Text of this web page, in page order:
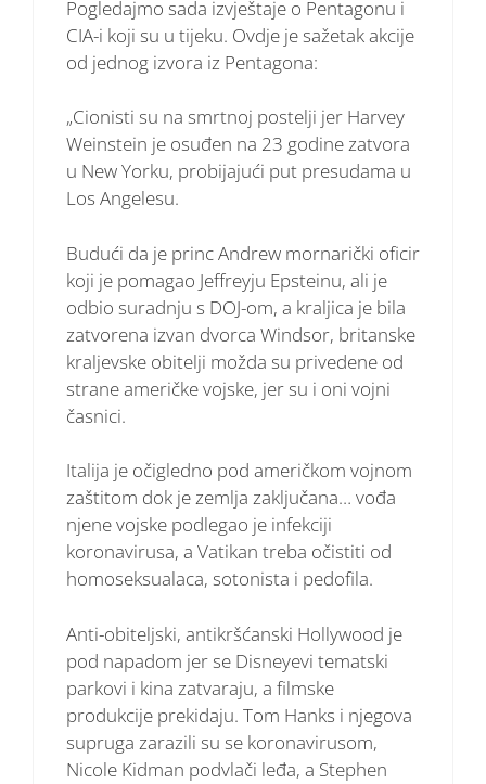
Pogledajmo sada izvještaje o Pentagonu i
CIA-i koji su u tijeku. Ovdje je sažetak akcije
od jednog izvora iz Pentagona:
„Cionisti su na smrtnoj postelji jer Harvey
Weinstein je osuđen na 23 godine zatvora
u New Yorku, probijajući put presudama u
Los Angelesu.
Budući da je princ Andrew mornarički oficir
koji je pomagao Jeffreyju Epsteinu, ali je
odbio suradnju s DOJ-om, a kraljica je bila
zatvorena izvan dvorca Windsor, britanske
kraljevske obitelji možda su privedene od
strane američke vojske, jer su i oni vojni
časnici.
Italija je očigledno pod američkom vojnom
zaštitom dok je zemlja zaključana… vođa
njene vojske podlegao je infekciji
koronavirusa, a Vatikan treba očistiti od
homoseksualaca, sotonista i pedofila.
Anti-obiteljski, antikršćanski Hollywood je
pod napadom jer se Disneyevi tematski
parkovi i kina zatvaraju, a filmske
produkcije prekidaju. Tom Hanks i njegova
supruga zarazili su se koronavirusom,
Nicole Kidman podvlači leđa, a Stephen